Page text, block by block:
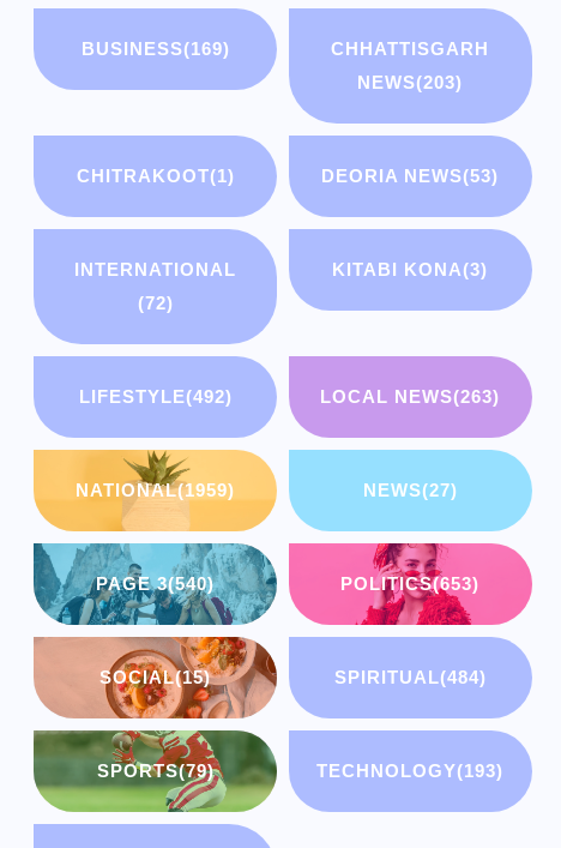
BUSINESS(169)
CHHATTISGARH
NEWS(203)
CHITRAKOOT(1) DEORIA NEWS(53)
INTERNATIONAL
(72)
KITABI KONA(3)
LIFESTYLE(492) LOCAL NEWS(263)
NATIONAL(1959) NEWS(27)
PAGE 3(540) POLITICS(653)
SOCIAL(15) SPIRITUAL(484)
SPORTS(79) TECHNOLOGY(193)